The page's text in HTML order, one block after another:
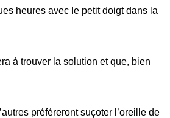
heures avec le petit doigt dans la
à trouver la solution et que, bien
préféreront suçoter l’oreille de